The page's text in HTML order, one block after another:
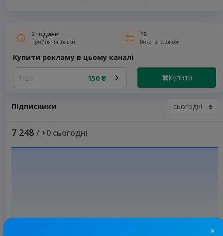
2 години
Прийняття заявки
10
Виконано заявок
Купити рекламу в цьому каналі
1/24 150 ₴ Купити
Підписники
7 248 / +0 сьогодні
×